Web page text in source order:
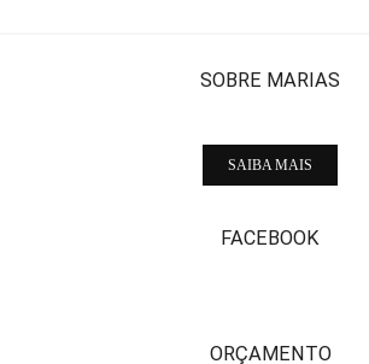
SOBRE MARIAS
SAIBA MAIS
FACEBOOK
ORÇAMENTO